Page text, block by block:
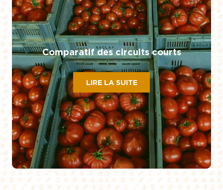
Comparatif des circuits courts
LIRE LA SUITE